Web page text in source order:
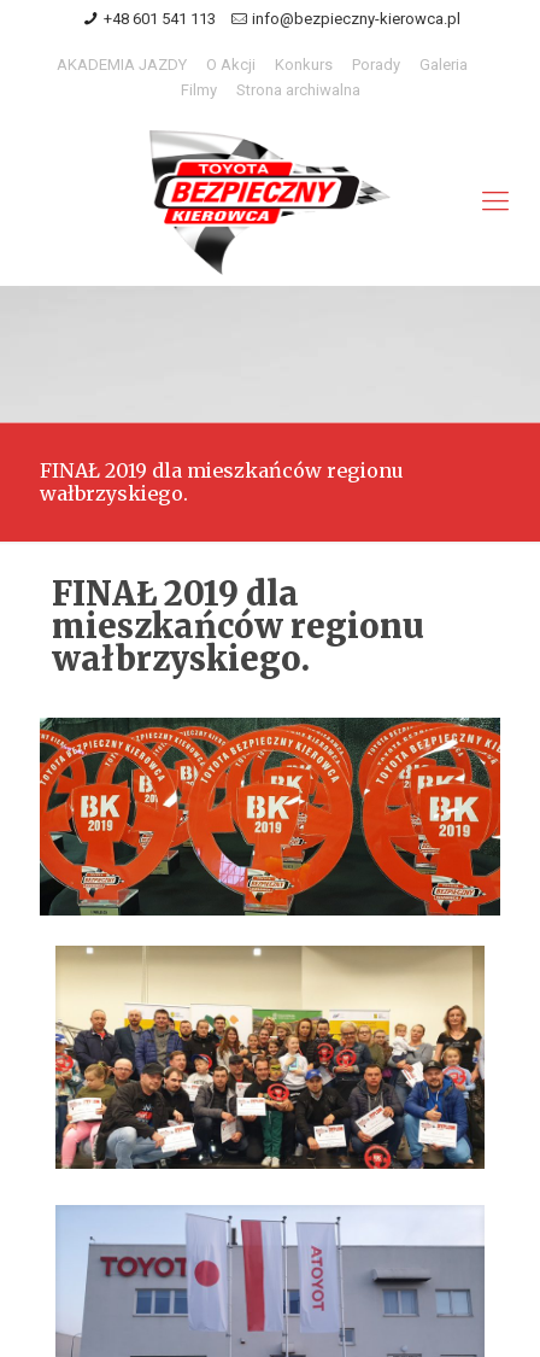
+48 601 541 113 info@bezpieczny-kierowca.pl
AKADEMIA JAZDY O Akcji Konkurs Porady
Galeria
Filmy
Strona archiwalna
FINAŁ 2019 dla mieszkańców regionu
wałbrzyskiego.
FINAŁ 2019 dla
mieszkańców regionu
wałbrzyskiego.